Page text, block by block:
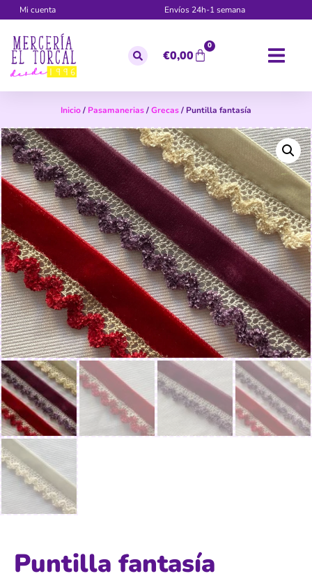
Mi cuenta Envíos 24h-1 semana
€0,00
0
Inicio/ Pasamanerias/Grecas/ Puntilla fantasía
Puntilla fantasía